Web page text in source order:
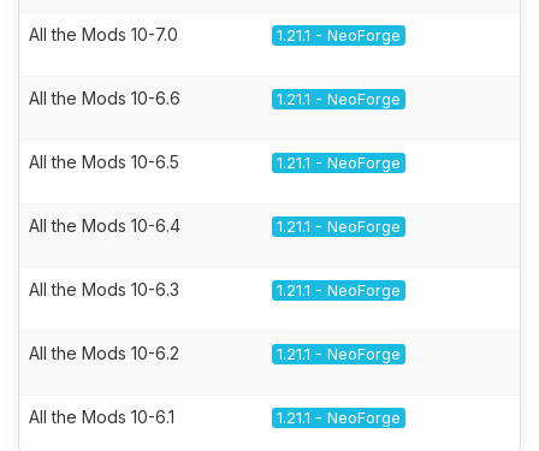
All the Mods 10-7.0 1.21.1 - NeoForge
All the Mods 10-6.6 1.21.1 - NeoForge
All the Mods 10-6.5 1.21.1 - NeoForge
All the Mods 10-6.4 1.21.1 - NeoForge
All the Mods 10-6.3 1.21.1 - NeoForge
All the Mods 10-6.2 1.21.1 - NeoForge
All the Mods 10-6.1 1.21.1 - NeoForge